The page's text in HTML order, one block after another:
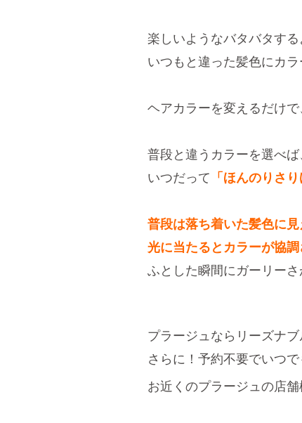
楽しいようなバタバタする
いつもと違った髪色にカ
ヘアカラーを変えるだけ
普段と違うカラーを選べば
いつだって 「ほんのりさ
普段は落ち着いた髪色に見
光に当たるとカラーが協
ふとした瞬間にガーリー
プラージュならリーズナ
さらに！予約不要でいつ
お近くのプラージュの店舗